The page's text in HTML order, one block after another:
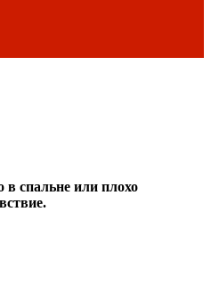
в спальне или плохо